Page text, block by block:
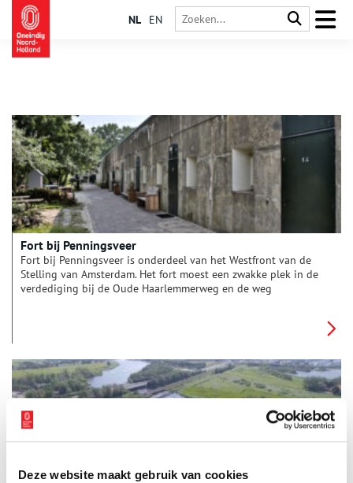
Deze website maakt gebruik van cookies
NL EN
Fort bij Penningsveer
Fort bij Penningsveer is onderdeel van het Westfront van de
Stelling van Amsterdam. Het fort moest een zwakke plek in de
verdediging bij de Oude Haarlemmerweg en de weg